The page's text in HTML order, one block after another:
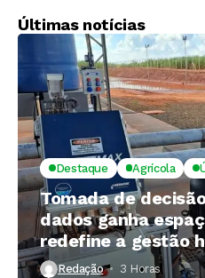
Últimas notícias
Destaque Agrícola
Tomada de
dados ganha
redefine a gestão
propriedades rurais
Redação 3 Horas ⁮